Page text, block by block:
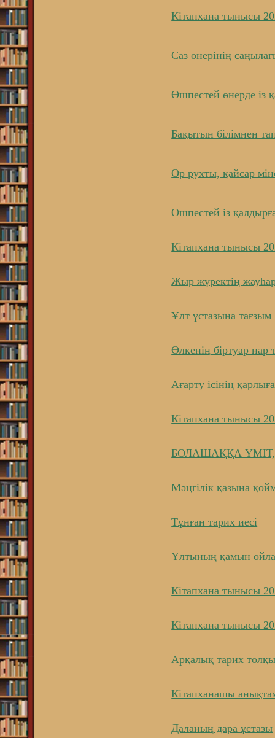
Кітапхана тынысы
Саз өнерінің
Өшпестей өнерде із
Бақытын білімнен
Өр рухты, қайсар
Өшпестей із
Кітапхана тынысы
Жыр жүректің
Ұлт ұстазына тағзым
Өлкенің біртуар нар
Ағарту ісінің
Кітапхана тынысы
БОЛАШАҚҚА
Мәңгілік қазына
Тұнған тарих иесі
Ұлтының қамын
Кітапхана тынысы
Кітапхана тынысы
Арқалық тарих
Кітапханашы
Даланың дара ұстазы